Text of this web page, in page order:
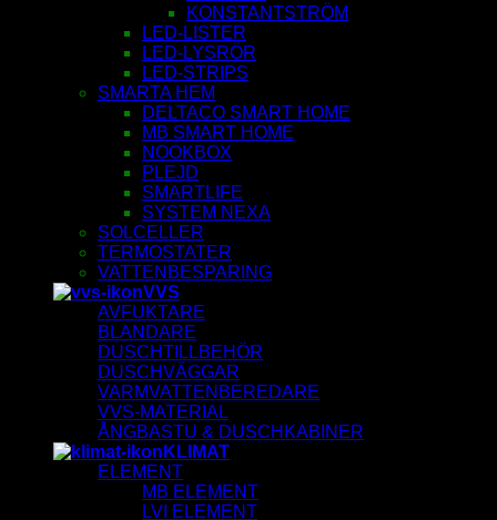
KONSTANTSTRÖM
LED-LISTER
LED-LYSRÖR
LED-STRIPS
SMARTA HEM
DELTACO SMART HOME
MB SMART HOME
NOOKBOX
PLEJD
SMARTLIFE
SYSTEM NEXA
SOLCELLER
TERMOSTATER
VATTENBESPARING
VVS
AVFUKTARE
BLANDARE
DUSCHTILLBEHÖR
DUSCHVÄGGAR
VARMVATTENBEREDARE
VVS-MATERIAL
ÅNGBASTU & DUSCHKABINER
KLIMAT
ELEMENT
MB ELEMENT
LVI ELEMENT